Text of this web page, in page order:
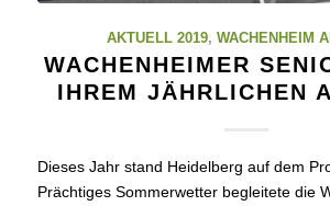
AKTUELL 2019,WACHENHEIM
WACHENHEIMER
IHREM JÄHRLICHEN
Dieses Jahr stand Heidelberg auf dem
Prächtiges Sommerwetter begleitete die